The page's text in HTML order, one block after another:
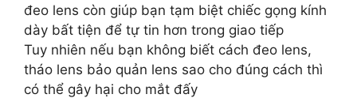
đeo lens còn giúp bạn tạm biệt chiếc gọng kính
dày bất tiện để tự tin hơn trong giao tiếp
Tuy nhiên nếu bạn không biết cách đeo lens,
tháo lens bảo quản lens sao cho đúng cách thì
có thể gây hại cho mắt đấy